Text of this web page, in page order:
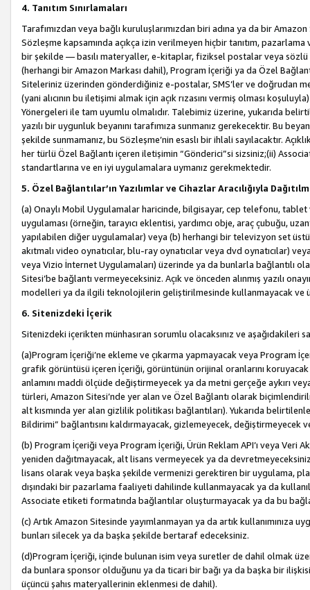
4. Tanıtım Sınırlamaları
Tarafımızdan veya bağlı kuruluşlarımızdan biri adına ya da bir
Sözleşme kapsamında açıkça izin verilmeyen hiçbir tanıtım,
bir şekilde — basılı materyaller, e-kitaplar, fiziksel postalar veya sözlü
(herhangi bir Amazon Markası dahil), Program İçeriği ya da Özel
Siteleriniz üzerinden gönderdiğiniz e-postalar, SMS’ler ve doğrudan
(yani alıcının bu iletişimi almak için açık rızasını vermiş olması
Yönergeleri ile tam uyumlu olmalıdır. Talebimiz üzerine, yukarıda
yazılı bir uygunluk beyanını tarafımıza sunmanız gerekecektir. Bu
şekilde sunmamanız, bu Sözleşme’nin esaslı bir ihlali sayılacaktır.
her türlü Özel Bağlantı içeren iletişimin “Gönderici”si sizsiniz;(ii)
standartlarına ve en iyi uygulamalara uymanız gerekmektedir.
5. Özel Bağlantılar’ın Yazılımlar ve Cihazlar Aracılığıyla
(a) Onaylı Mobil Uygulamalar haricinde, bilgisayar, cep telefonu,
uygulaması (örneğin, tarayıcı eklentisi, yardımcı obje, araç çubuğu,
yapılabilen diğer uygulamalar) veya (b) herhangi bir televizyon set
akıtmalı video oynatıcılar, blu-ray oynatıcılar veya dvd oynatıcılar)
veya Vizio İnternet Uygulamaları) üzerinde ya da bunlarla bağlantılı
Sitesi’be bağlantı vermeyeceksiniz. Açık ve önceden alınmış yazılı
modelleri ya da ilgili teknolojilerin geliştirilmesinde kullanmayacak ve
6. Sitenizdeki İçerik
Sitenizdeki içerikten münhasıran sorumlu olacaksınız ve aşağıdakileri
(a)Program İçeriği’ne ekleme ve çıkarma yapmayacak veya Program
grafik görüntüsü içeren İçeriği, görüntünün orijinal oranlarını
anlamını maddi ölçüde değiştirmeyecek ya da metni gerçeğe aykırı
türleri, Amazon Sitesi’nde yer alan ve Özel Bağlantı olarak
alt kısmında yer alan gizlilik politikası bağlantıları). Yukarıda
Bildirimi” bağlantısını kaldırmayacak, gizlemeyecek,
(b) Program İçeriği veya Program İçeriği, Ürün Reklam API’ı veya Veri
yeniden dağıtmayacak, alt lisans vermeyecek ya da
lisans olarak veya başka şekilde vermenizi gerektiren bir uygulama,
dışındaki bir pazarlama faaliyeti dahilinde kullanmayacak ya da
Associate etiketi formatında bağlantılar oluşturmayacak ya da bu
(c) Artık Amazon Sitesinde yayımlanmayan ya da artık kullanımınıza
bunları silecek ya da başka şekilde bertaraf edeceksiniz.
(d)Program İçeriği, içinde bulunan isim veya suretler de dahil olmak
da bunlara sponsor olduğunu ya da ticari bir bağı ya da başka bir
üçüncü şahıs materyallerinin eklenmesi de dahil).